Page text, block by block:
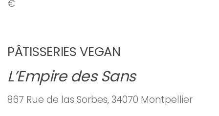
€
PÂTISSERIES VEGAN
L’Empire des Sans
867 Rue de las Sorbes, 34070 Montpellier